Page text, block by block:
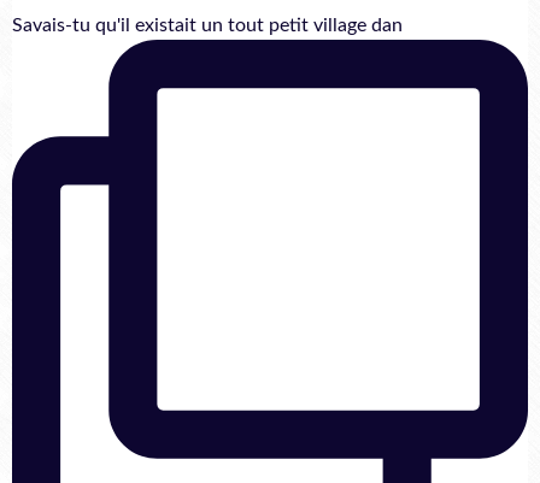
Savais-tu qu'il existait un tout petit village dan